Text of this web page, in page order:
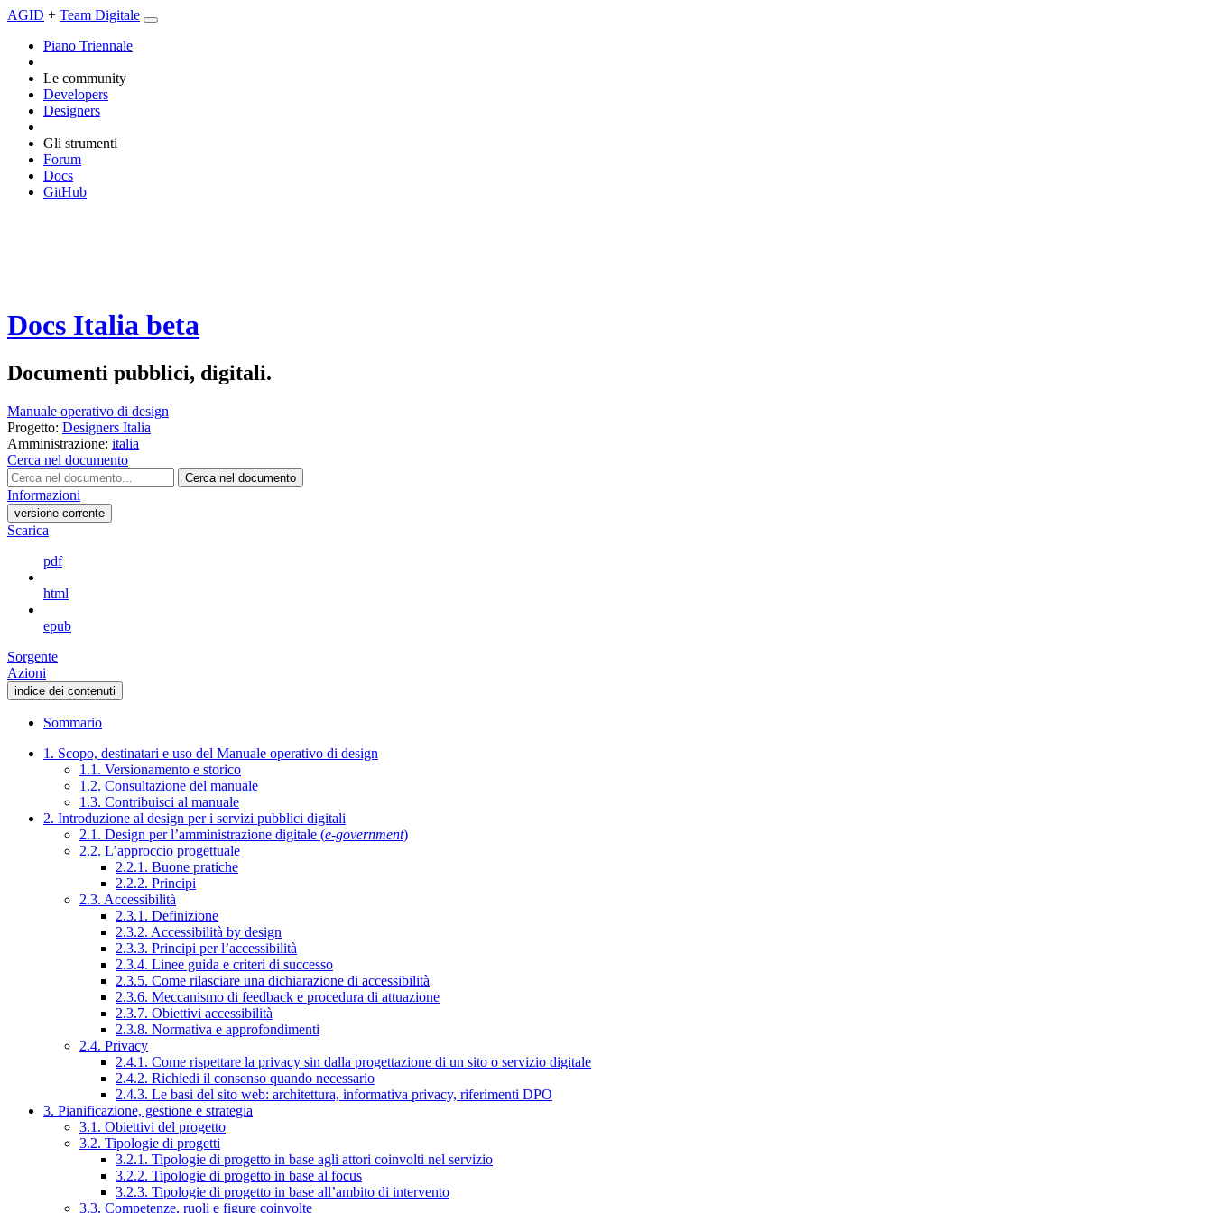
AGID + Team Digitale
Piano Triennale
Le community
Developers
Designers
Gli strumenti
Forum
Docs
GitHub
Docs Italia beta
Documenti pubblici, digitali.
Manuale operativo di design
Progetto: Designers Italia
Amministrazione: italia
Cerca nel documento
Cerca nel documento
Informazioni
versione-corrente
Scarica
pdf
html
epub
Sorgente
Azioni
indice dei contenuti
Sommario
1. Scopo, destinatari e uso del Manuale operativo di design
1.1. Versionamento e storico
1.2. Consultazione del manuale
1.3. Contribuisci al manuale
2. Introduzione al design per i servizi pubblici digitali
2.1. Design per l’amministrazione digitale (e-government)
2.2. L’approccio progettuale
2.2.1. Buone pratiche
2.2.2. Principi
2.3. Accessibilità
2.3.1. Definizione
2.3.2. Accessibilità by design
2.3.3. Principi per l’accessibilità
2.3.4. Linee guida e criteri di successo
2.3.5. Come rilasciare una dichiarazione di accessibilità
2.3.6. Meccanismo di feedback e procedura di attuazione
2.3.7. Obiettivi accessibilità
2.3.8. Normativa e approfondimenti
2.4. Privacy
2.4.1. Come rispettare la privacy sin dalla progettazione di un sito o servizio digitale
2.4.2. Richiedi il consenso quando necessario
2.4.3. Le basi del sito web: architettura, informativa privacy, riferimenti DPO
3. Pianificazione, gestione e strategia
3.1. Obiettivi del progetto
3.2. Tipologie di progetti
3.2.1. Tipologie di progetto in base agli attori coinvolti nel servizio
3.2.2. Tipologie di progetto in base al focus
3.2.3. Tipologie di progetto in base all’ambito di intervento
3.3. Competenze, ruoli e figure coinvolte